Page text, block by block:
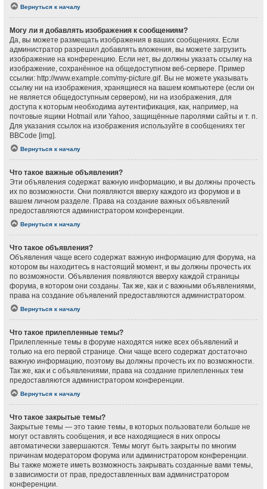
Вернуться к началу
Могу ли я добавлять изображения к сообщениям?
Да, вы можете размещать изображения в ваших сообщениях. Если
администратор разрешил добавлять вложения, вы можете загрузить
изображение на конференцию. Если нет, вы должны указать ссылку на
изображение, сохранённое на общедоступном веб-сервере. Пример
ссылки: http://www.example.com/my-picture.gif. Вы не можете указывать
ссылку ни на изображения, хранящиеся на вашем компьютере (если он
не является общедоступным сервером), ни на изображения, для
доступа к которым необходима аутентификация, как, например, на
почтовые ящики Hotmail или Yahoo, защищённые паролями сайты и т. п.
Для указания ссылок на изображения используйте в сообщениях тег
BBCode [img].
Вернуться к началу
Что такое важные объявления?
Эти объявления содержат важную информацию, и вы должны прочесть
их по возможности. Они появляются вверху каждого из форумов и в
вашем личном разделе. Права на создание важных объявлений
предоставляются администратором конференции.
Вернуться к началу
Что такое объявления?
Объявления чаще всего содержат важную информацию для форума, на
котором вы находитесь в настоящий момент, и вы должны прочесть их
по возможности. Объявления появляются вверху каждой страницы
форума, в котором они созданы. Так же, как и с важными объявлениями,
права на создание объявлений предоставляются администратором.
Вернуться к началу
Что такое прилепленные темы?
Прилепленные темы в форуме находятся ниже всех объявлений и
только на его первой странице. Они чаще всего содержат достаточно
важную информацию, поэтому вы должны прочесть их по возможности.
Так же, как и с объявлениями, права на создание прилепленных тем
предоставляются администратором конференции.
Вернуться к началу
Что такое закрытые темы?
Закрытые темы — это такие темы, в которых пользователи больше не
могут оставлять сообщения, и все находящиеся в них опросы
автоматически завершаются. Темы могут быть закрыты по многим
причинам модератором форума или администратором конференции.
Вы также можете иметь возможность закрывать созданные вами темы,
в зависимости от прав, предоставленных вам администратором
конференции.